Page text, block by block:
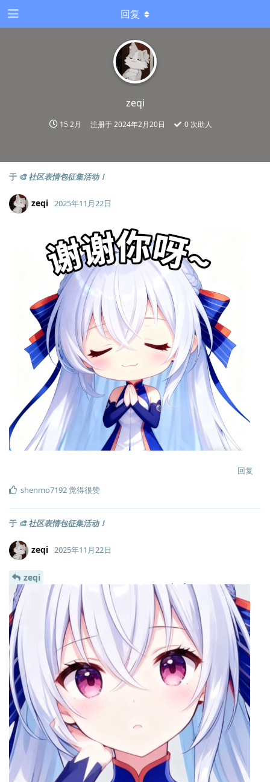
zeqi
15 2月 注册于2024年2月20日 0次助人
回复
于 🎨 社区表情包征集活动！
zeqi
Lv.1
2025年11月22日
回复
shenmo7192觉得很赞
于 🎨 社区表情包征集活动！
zeqi
Lv. 1
2025年11月22日
zeqi